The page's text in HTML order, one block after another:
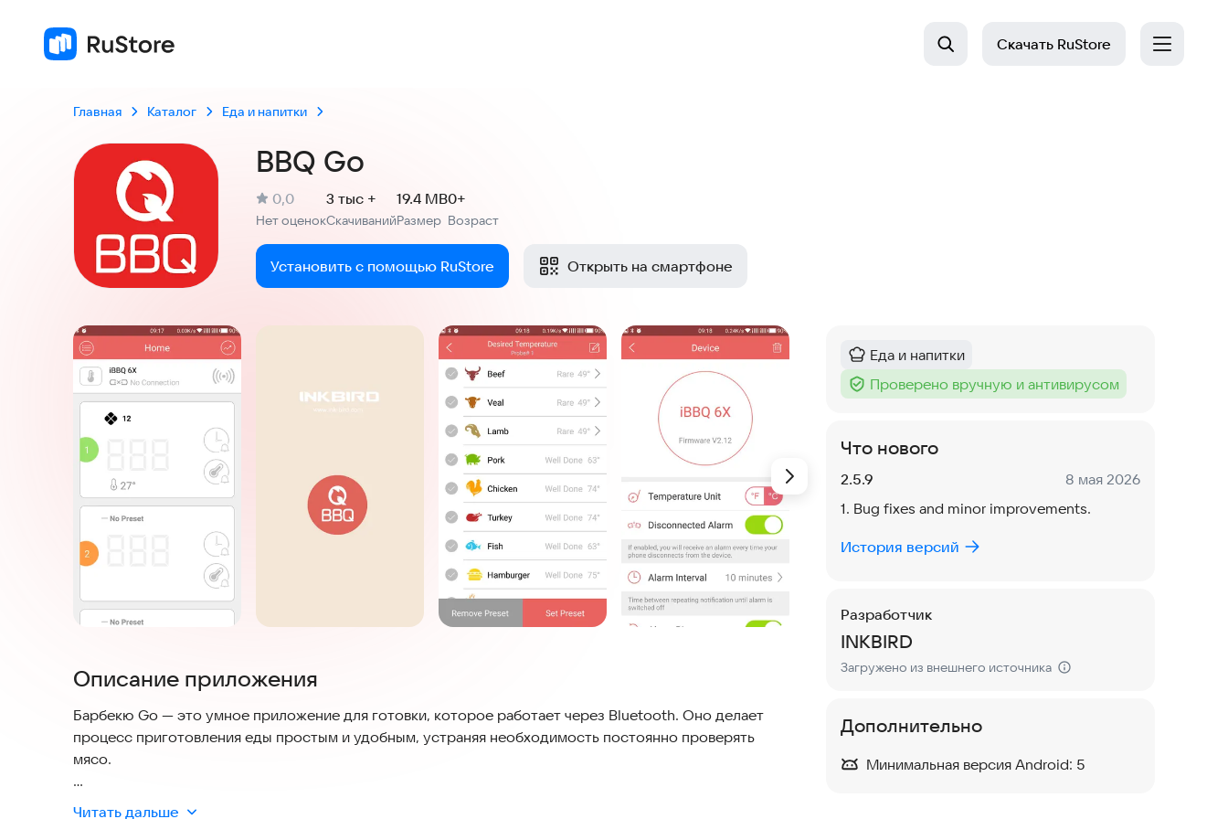
Скачать RuStore
Главная Каталог Еда и напитки
BBQ Go
Рейтинг:
0,0
Нет оценокСкачиваний
3 тыс +
Размер
19.4 MB
Возраст
0+
Установить с помощью RuStore Открыть на смартфоне
Скриншоты
Описание приложения
Барбекю Go — это умное приложение для готовки, которое работает через Bluetooth. Оно делает
процесс приготовления еды простым и удобным, устраняя необходимость постоянно проверять
мясо.
Приложение решает основные вопросы безопасности и удобства: вы всегда знаете точную
Читать дальше
Категория:
Еда и напитки
Тег :
Проверено вручную и антивирусом
Что нового
Версия:
2.5.9 Дата:
8 мая 2026
1. Bug fixes and minor improvements.
История версий
Разработчик
INKBIRD
Загружено из внешнего источника
Дополнительно
Минимальная версия Android: 5